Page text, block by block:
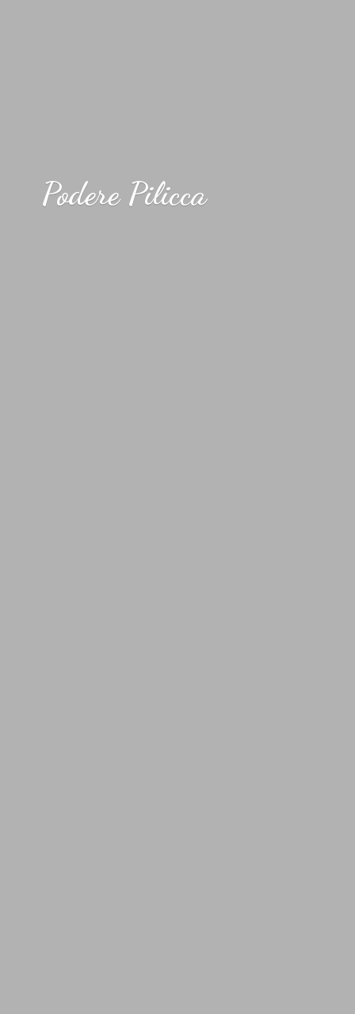
Podere Pilicca